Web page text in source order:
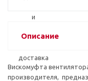
Описание
Вискомуфта
производителя,